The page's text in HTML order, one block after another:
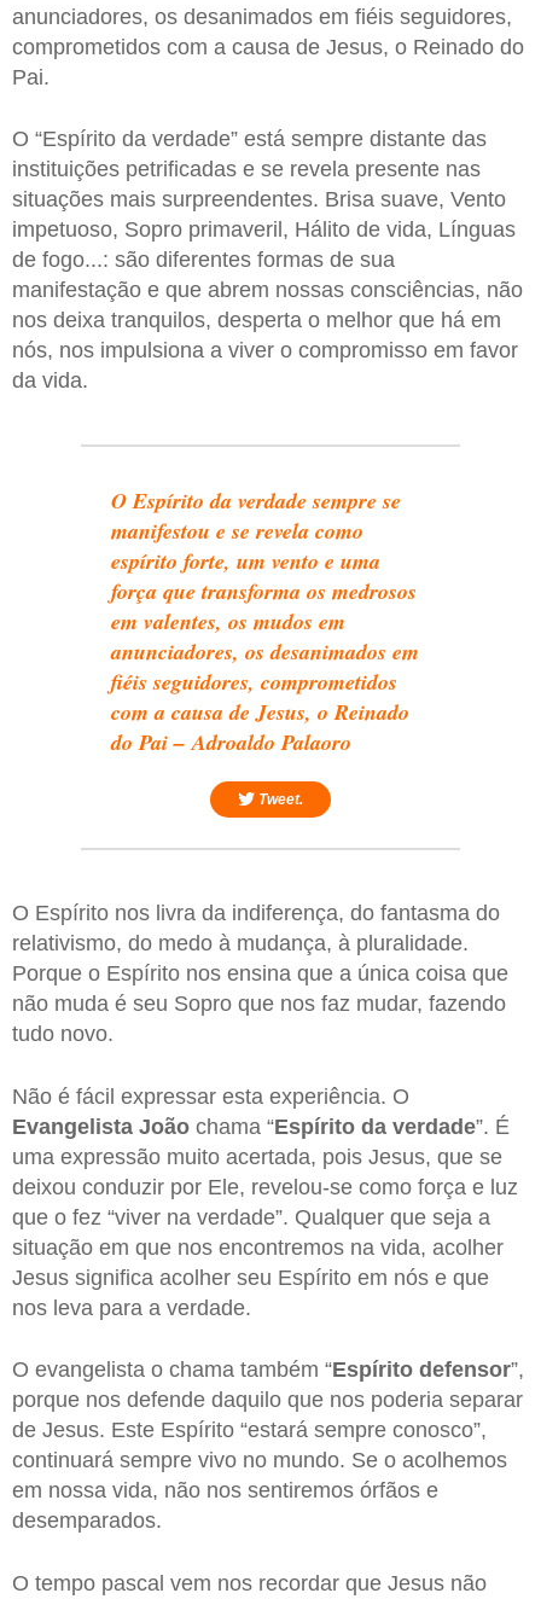
anunciadores, os desanimados em fiéis seguidores,
comprometidos com a causa de Jesus, o Reinado do
Pai.
O “Espírito da verdade” está sempre distante das
instituições petrificadas e se revela presente nas
situações mais surpreendentes. Brisa suave, Vento
impetuoso, Sopro primaveril, Hálito de vida, Línguas
de fogo...: são diferentes formas de sua
manifestação e que abrem nossas consciências, não
nos deixa tranquilos, desperta o melhor que há em
nós, nos impulsiona a viver o compromisso em favor
da vida.
O Espírito da verdade sempre se
manifestou e se revela como
espírito forte, um vento e uma
força que transforma os medrosos
em valentes, os mudos em
anunciadores, os desanimados em
fiéis seguidores, comprometidos
com a causa de Jesus, o Reinado
do Pai – Adroaldo Palaoro
Tweet.
O Espírito nos livra da indiferença, do fantasma do
relativismo, do medo à mudança, à pluralidade.
Porque o Espírito nos ensina que a única coisa que
não muda é seu Sopro que nos faz mudar, fazendo
tudo novo.
Não é fácil expressar esta experiência. O
Evangelista João chama “Espírito da verdade”. É
uma expressão muito acertada, pois Jesus, que se
deixou conduzir por Ele, revelou-se como força e luz
que o fez “viver na verdade”. Qualquer que seja a
situação em que nos encontremos na vida, acolher
Jesus significa acolher seu Espírito em nós e que
nos leva para a verdade.
O evangelista o chama também “Espírito defensor”,
porque nos defende daquilo que nos poderia separar
de Jesus. Este Espírito “estará sempre conosco”,
continuará sempre vivo no mundo. Se o acolhemos
em nossa vida, não nos sentiremos órfãos e
desemparados.
O tempo pascal vem nos recordar que Jesus não